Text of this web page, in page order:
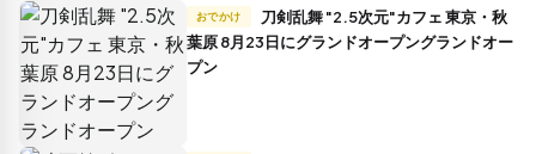
おでかけ
葉原 8月23日にグランドオープングランドオー
プン